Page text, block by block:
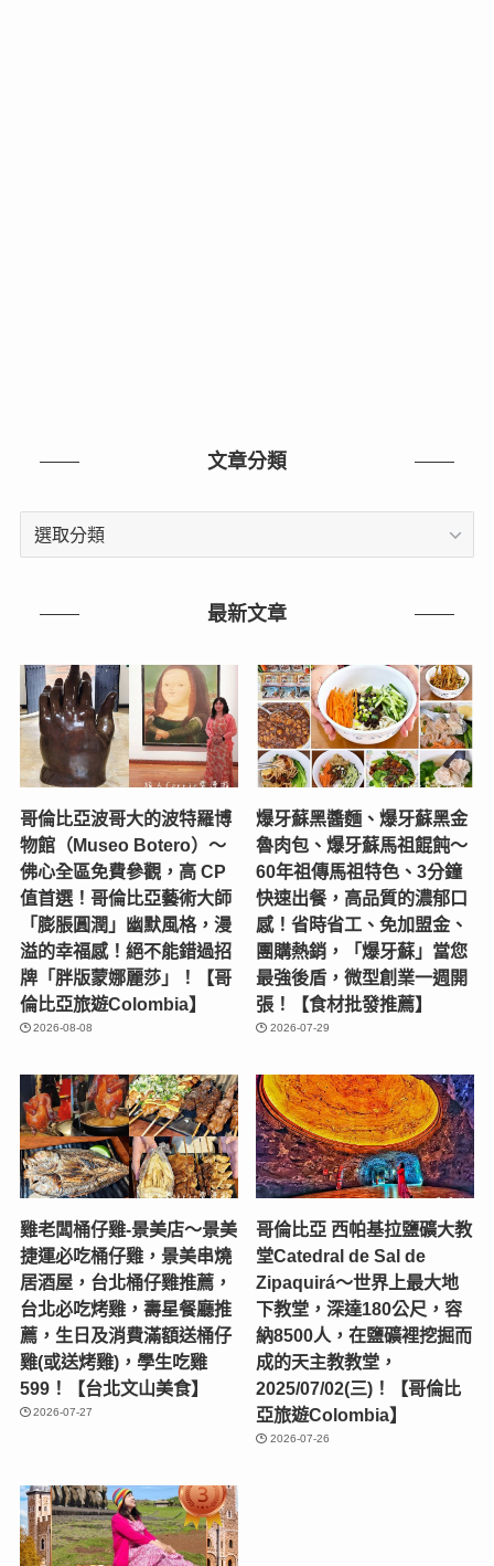
文章分類
文
最新文章
哥倫比亞波哥大的波特羅博
物館（Museo Botero）～
佛心全區免費參觀，高 CP
值首選！哥倫比亞藝術大師
「膨脹圓潤」幽默風格，漫
溢的幸福感！絕不能錯過招
牌「胖版蒙娜麗莎」！【哥
倫比亞旅遊Colombia】
2026-08-08
爆牙蘇黑醬麵、爆牙蘇黑金
魯肉包、爆牙蘇馬祖餛飩～
60年祖傳馬祖特色、3分鐘
快速出餐，高品質的濃郁口
感！省時省工、免加盟金、
團購熱銷，「爆牙蘇」當您
最強後盾，微型創業一週開
張！【食材批發推薦】
2026-07-29
雞老闆桶仔雞-景美店〜景美
捷運必吃桶仔雞，景美串燒
居酒屋，台北桶仔雞推薦，
台北必吃烤雞，壽星餐廳推
薦，生日及消費滿額送桶仔
雞(或送烤雞)，學生吃雞
599！【台北文山美食】
2026-07-27
哥倫比亞 西帕基拉鹽礦大教
堂Catedral de Sal de
Zipaquirá～世界上最大地
下教堂，深達180公尺，容
納8500人，在鹽礦裡挖掘而
成的天主教教堂，
2025/07/02(三)！【哥倫比
亞旅遊Colombia】
2026-07-26